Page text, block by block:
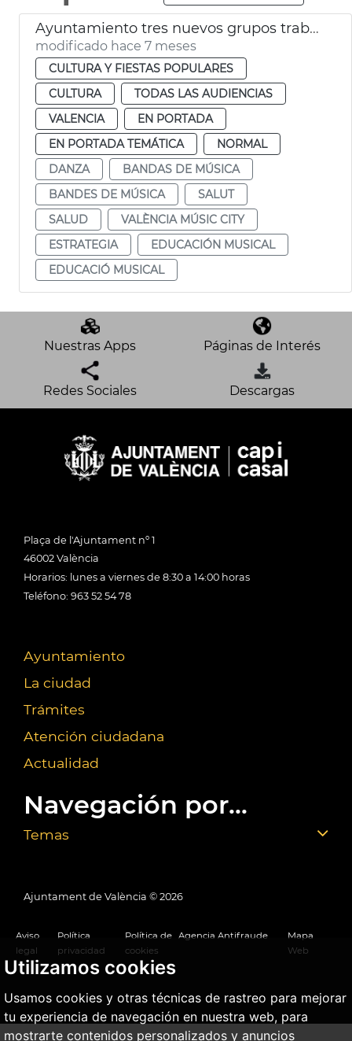
Utilizamos cookies
Usamos cookies y otras técnicas de rastreo para mejorar
tu experiencia de navegación en nuestra web, para
mostrarte contenidos personalizados y anuncios
Ayuntamiento tres nuevos grupos trabajo València Music City
modificado hace 7 meses
CULTURA Y FIESTAS POPULARES
CULTURA
TODAS LAS AUDIENCIAS
VALENCIA
EN PORTADA
EN PORTADA TEMÁTICA
NORMAL
DANZA
BANDAS DE MÚSICA
BANDES DE MÚSICA
SALUT
SALUD
VALÈNCIA MÚSIC CITY
ESTRATEGIA
EDUCACIÓN MUSICAL
EDUCACIÓ MUSICAL
Nuestras Apps Páginas de Interés
Redes Sociales Descargas
Plaça de l'Ajuntament nº 1
46002 València
Horarios: lunes a viernes de 8:30 a 14:00 horas
Teléfono: 963 52 54 78
Ayuntamiento
La ciudad
Trámites
Atención ciudadana
Actualidad
Navegación por...
Temas
Ajuntament de València © 2026
Aviso
legal
Política
privacidad
Política de
cookies
Agencia Antifraude
Mapa
Web